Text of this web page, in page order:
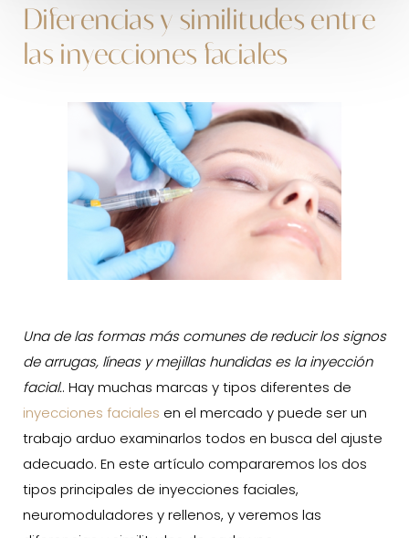
Diferencias y similitudes entre
las inyecciones faciales
Una de las formas más comunes de reducir los signos
de arrugas, líneas y mejillas hundidas es la inyección
facial.. Hay muchas marcas y tipos diferentes de
inyecciones faciales en el mercado y puede ser un
trabajo arduo examinarlos todos en busca del ajuste
adecuado. En este artículo compararemos los dos
tipos principales de inyecciones faciales,
neuromoduladores y rellenos, y veremos las